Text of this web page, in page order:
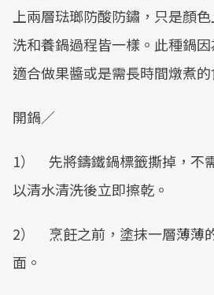
上兩層琺瑯防酸防鏽，只是顏
洗和養鍋過程皆一樣。此種鍋
適合做果醬或是需長時間燉煮的
開鍋／
1） 先將鑄鐵鍋標籤撕掉，不
以清水清洗後立即擦乾。
2） 烹飪之前，塗抹一層薄薄
面。